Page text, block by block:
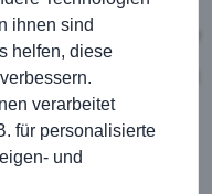
Minute noch den
Randnotiz, da die
betrachteten. Vor
die diese Mannschaft
da vor allem auch die
Angriffen mit
geschlossen
Osterpause. Am
um 19 Uhr gegen die
ihnen sind
helfen, diese
verarbeitet
für personalisierte
und